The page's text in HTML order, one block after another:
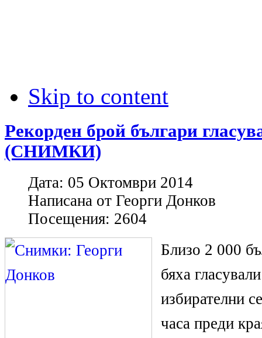
Skip to content
Рекорден брой българи
(СНИМКИ)
Дата: 05 Октомври 2014
Написана от Георги Донков
Посещения: 2604
Близо 2 000
бяха
избирателни
часа преди